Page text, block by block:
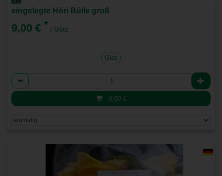
eingelegte Höri Bülle groß
9,00 € * / Glas
Glas
Anzahl
9,00 €